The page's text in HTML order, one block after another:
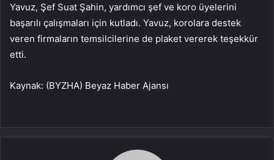
Yavuz, Şef Suat Şahin, yardımcı şef ve koro üyelerini
başarılı çalışmaları için kutladı. Yavuz, korolara destek
veren firmaların temsilcilerine de plaket vererek teşekkür
etti.
Kaynak: (BYZHA) Beyaz Haber Ajansı